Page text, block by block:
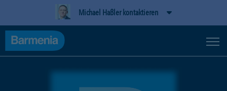
Michael Haßler kontaktieren